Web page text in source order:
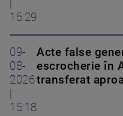
15:29
09-
08-
2026
15:18
Acte false
escrocherie în
transferat